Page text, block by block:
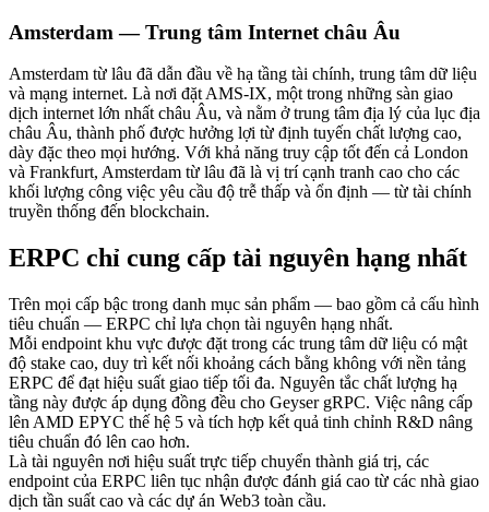
Amsterdam — Trung tâm Internet châu Âu
Amsterdam từ lâu đã dẫn đầu về hạ tầng tài chính, trung tâm dữ liệu
và mạng internet. Là nơi đặt AMS-IX, một trong những sàn giao
dịch internet lớn nhất châu Âu, và nằm ở trung tâm địa lý của lục địa
châu Âu, thành phố được hưởng lợi từ định tuyến chất lượng cao,
dày đặc theo mọi hướng. Với khả năng truy cập tốt đến cả London
và Frankfurt, Amsterdam từ lâu đã là vị trí cạnh tranh cao cho các
khối lượng công việc yêu cầu độ trễ thấp và ổn định — từ tài chính
truyền thống đến blockchain.
ERPC chỉ cung cấp tài nguyên hạng nhất
Trên mọi cấp bậc trong danh mục sản phẩm — bao gồm cả cấu hình
tiêu chuẩn — ERPC chỉ lựa chọn tài nguyên hạng nhất.
Mỗi endpoint khu vực được đặt trong các trung tâm dữ liệu có mật
độ stake cao, duy trì kết nối khoảng cách bằng không với nền tảng
ERPC để đạt hiệu suất giao tiếp tối đa. Nguyên tắc chất lượng hạ
tầng này được áp dụng đồng đều cho Geyser gRPC. Việc nâng cấp
lên AMD EPYC thế hệ 5 và tích hợp kết quả tinh chỉnh R&D nâng
tiêu chuẩn đó lên cao hơn.
Là tài nguyên nơi hiệu suất trực tiếp chuyển thành giá trị, các
endpoint của ERPC liên tục nhận được đánh giá cao từ các nhà giao
dịch tần suất cao và các dự án Web3 toàn cầu.